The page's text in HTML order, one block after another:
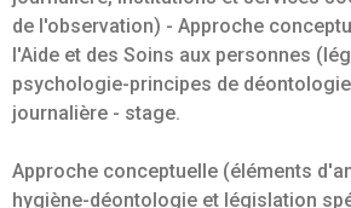
de l'observation) - Approche
l'Aide et des Soins aux personnes
psychologie-principes de
journalière - stage.
Approche conceptuelle (éléments
hygiène-déontologie et législation